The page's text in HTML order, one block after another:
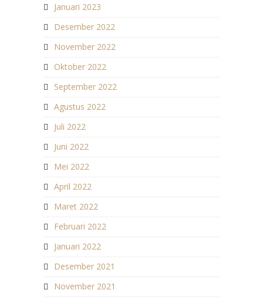
Januari 2023
Desember 2022
November 2022
Oktober 2022
September 2022
Agustus 2022
Juli 2022
Juni 2022
Mei 2022
April 2022
Maret 2022
Februari 2022
Januari 2022
Desember 2021
November 2021